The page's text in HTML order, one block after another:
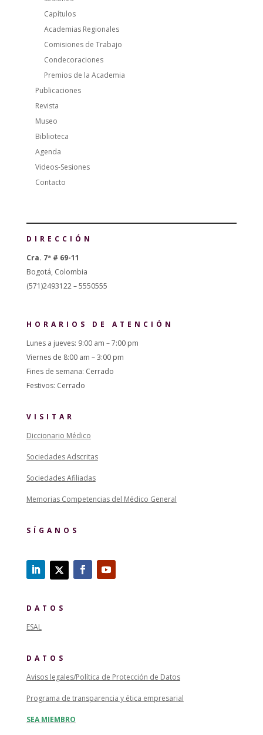
Capítulos
Academias Regionales
Comisiones de Trabajo
Condecoraciones
Premios de la Academia
Publicaciones
Revista
Museo
Biblioteca
Agenda
Videos-Sesiones
Contacto
DIRECCIÓN
Cra. 7ª # 69-11
Bogotá, Colombia
(571)2493122 – 5550555
HORARIOS DE ATENCIÓN
Lunes a jueves: 9:00 am – 7:00 pm
Viernes de 8:00 am – 3:00 pm
Fines de semana: Cerrado
Festivos: Cerrado
VISITAR
Diccionario Médico
Sociedades Adscritas
Sociedades Afiliadas
Memorias Competencias del Médico General
SÍGANOS
DATOS
ESAL
DATOS
Avisos legales/Política de Protección de Datos
Programa de transparencia y ética empresarial
SEA MIEMBRO